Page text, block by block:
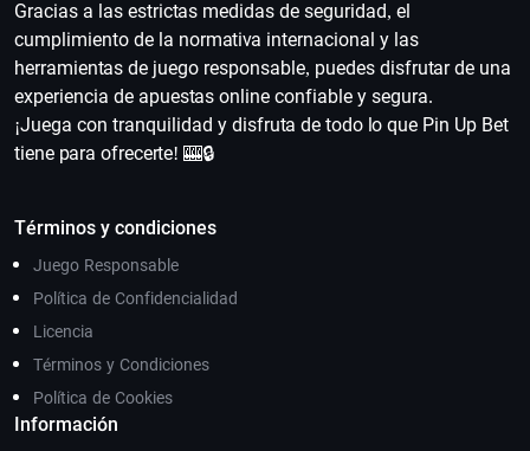
Gracias a las estrictas medidas de seguridad, el
cumplimiento de la normativa internacional y las
herramientas de juego responsable, puedes disfrutar de una
experiencia de apuestas online confiable y segura.
¡Juega con tranquilidad y disfruta de todo lo que Pin Up Bet
tiene para ofrecerte! 🎰🔒
Términos y condiciones
Juego Responsable
Política de Confidencialidad
Licencia
Términos y Condiciones
Política de Cookies
Información